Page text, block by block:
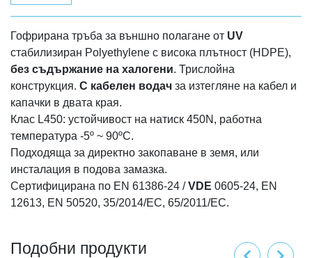
Гофрирана тръба за външно полагане от UV
стабилизиран Polyethylene с висока плътност (HDPE),
без съдържание на халогени. Трислойна
конструкция. С кабелен водач за изтегляне на кабел и
капачки в двата края.
Клас L450: устойчивост на натиск 450N, работна
температура -5º ~ 90ºC.
Подходяща за директно закопаване в земя, или
инсталация в подова замазка.
Сертифицирана по EN 61386-24 /VDE 0605-24, EN
12613, ΕΝ 50520, 35/2014/ΕС, 65/2011/ЕС.
Подобни продукти